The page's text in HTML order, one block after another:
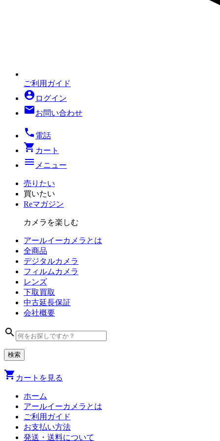
ご利用ガイド
account_circle ログイン
mailお問い合わせ
local_phone 電話
shopping_cart カート
menu メニュー
売りたい
買いたい
Reマガジン
カメラを楽しむ
アールイーカメラとは
全商品
デジタルカメラ
フィルム カメラ
レンズ
下取買取
中古延長保証
会社概要
search
shopping_cart カートを見る
ホーム
アールイーカメラとは
ご利用ガイド
お支払い方法
発送・送料について